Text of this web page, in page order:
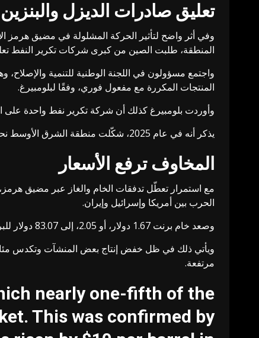
تعليق صادرات الديزل والبنزين
وفي أثر واضح لتأثير الحركة المشلولة في مضيق هرمز
المنطقة، طلبت الصين من كبرى شركات تكرير النفط
واجتمع مسؤولون في اللجنة الوطنية للتنمية
المنتجات المكررة مع مفعول فوري، وفقًا لبلومبيرغ.
وأوردت بلومبيرغ كذلك أن شركة تكرير نفط واحدة على
يذكر أنه في عام 2025، شكّلت منطقة الشرق الأوسط نحو 57 % من الواردات الصينية المباشرة للنفط الخام المنقول بحرًا، بحسب مجموعة التحليلات كبلر.
المخاوف ترفع الأسعار
مع استمرار تعطّل تدفقات الخام والغاز عبر مضيق
الحرب بين أمريكا وإسرائيل وإيران.
وصعد خام برنت 1.67 دولار، أو 2.05، إلى 83.07 دولار للبرميل، كما ارتفع خام غرب تكساس الوسيط الأمريكي 1.94 دولار، أو 2.60 %، إلى 76.60 دولار.
ويأتي ذلك في ظل خفض إنتاج بعض المنشآت وتكدس مئات
مرتفعة.
nearly one-fifth of the
This was confirmed by